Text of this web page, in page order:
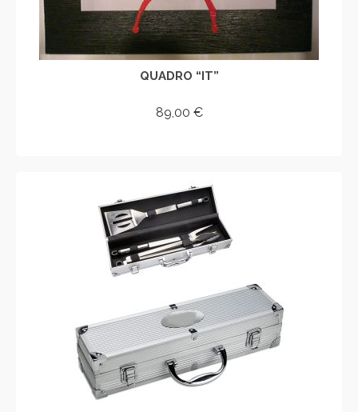
QUADRO “IT”
89,00 €